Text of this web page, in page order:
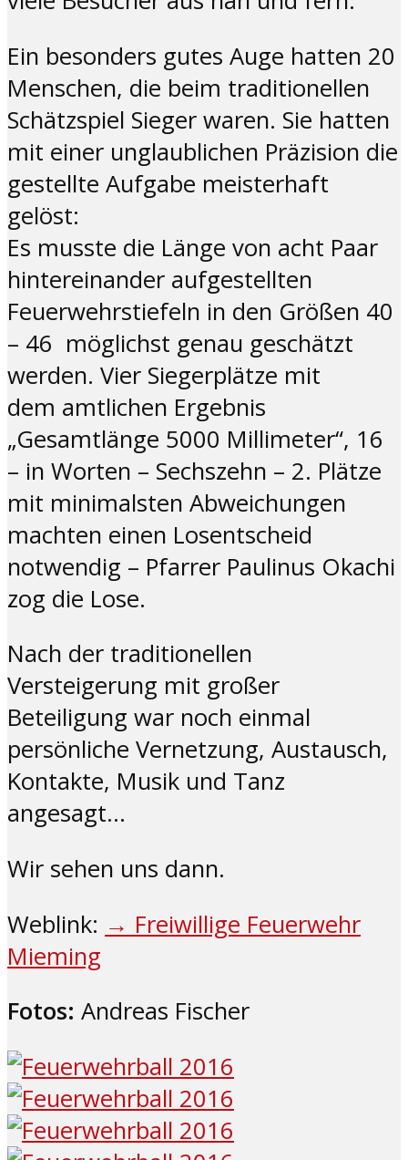
Ein besonders gutes Auge hatten 20
Menschen, die beim traditionellen
Schätzspiel Sieger waren. Sie hatten
mit einer unglaublichen Präzision die
gestellte Aufgabe meisterhaft
gelöst:
Es musste die Länge von acht Paar
hintereinander aufgestellten
Feuerwehrstiefeln in den Größen 40
– 46 möglichst genau geschätzt
werden. Vier Siegerplätze mit
dem amtlichen Ergebnis
„Gesamtlänge 5000 Millimeter“, 16
– in Worten – Sechszehn – 2. Plätze
mit minimalsten Abweichungen
machten einen Losentscheid
notwendig – Pfarrer Paulinus Okachi
zog die Lose.
Nach der traditionellen
Versteigerung mit großer
Beteiligung war noch einmal
persönliche Vernetzung, Austausch,
Kontakte, Musik und Tanz
angesagt…
Wir sehen uns dann.
Weblink: → Freiwillige Feuerwehr
Mieming
Fotos: Andreas Fischer